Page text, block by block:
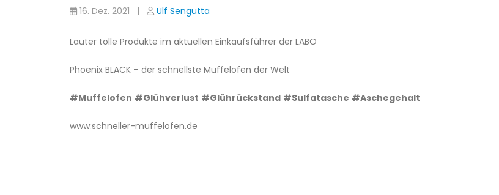
16. Dez. 2021 | Ulf Sengutta
Lauter tolle Produkte im aktuellen Einkaufsführer der LABO
Phoenix BLACK – der schnellste Muffelofen der Welt
#Muffelofen #Glühverlust #Glührückstand #Sulfatasche #Aschegehalt
www.schneller-muffelofen.de